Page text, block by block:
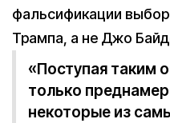
фальсификации
Трампа, а не Джо
«Поступая таким
только
некоторые из